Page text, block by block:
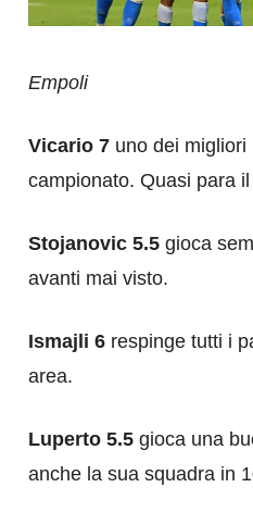
Empoli
Vicario 7 uno dei migliori
campionato. Quasi para
Stojanovic 5.5 gioca
avanti mai visto.
Ismajli 6 respinge tutti i
area.
Luperto 5.5 gioca una
anche la sua squadra in